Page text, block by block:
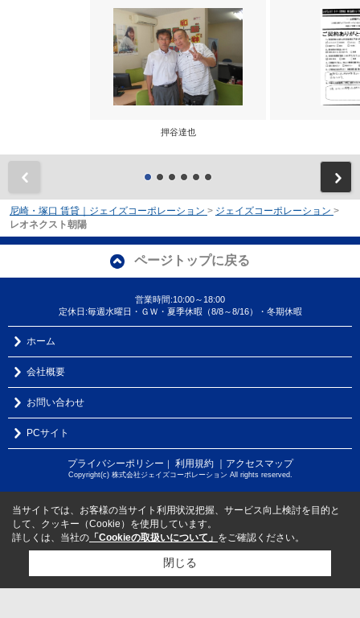
押谷達也
尼崎・塚口 賃貸｜ジェイズコーポレーション > ジェイズコーポレーション >
レオネクスト朝陽
ページトップに戻る
営業時間:10:00～18:00
定休日:毎週水曜日・ＧＷ・夏季休暇（8/8～8/16）・冬期休暇
ホーム
会社概要
お問い合わせ
PCサイト
プライバシーポリシー 利用規約 ｜アクセスマップ
Copyright(c) 株式会社ジェイズコーポレーション All rights reserved.
当サイトでは、お客様の当サイト利用状況把握、サービス向上検討を目的と
して、クッキー（Cookie）を使用しています。
詳しくは、当社の 「Cookieの取扱いについて」 をご確認ください。
閉じる